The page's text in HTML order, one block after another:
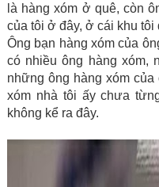
là hàng xóm ở quê, còn
của tôi ở đây, ở cái khu tôi
Ông bạn hàng xóm của
có nhiều ông hàng xóm,
những ông hàng xóm
xóm nhà tôi ấy chưa
không kể ra đây.